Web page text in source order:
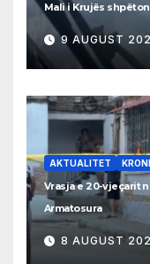
Mali i Krujës
9 AUGUST
AKTUALITET
Vrasja e 20-vjeçarit
Armatosura
8 AUGUST